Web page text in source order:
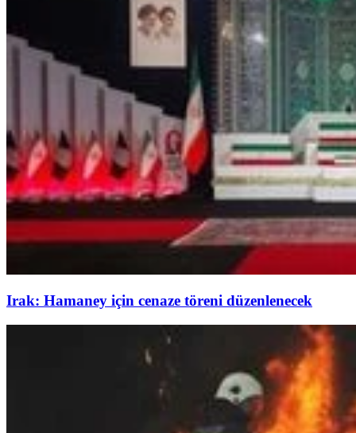
Irak: Hamaney için cenaze töreni düzenlenecek